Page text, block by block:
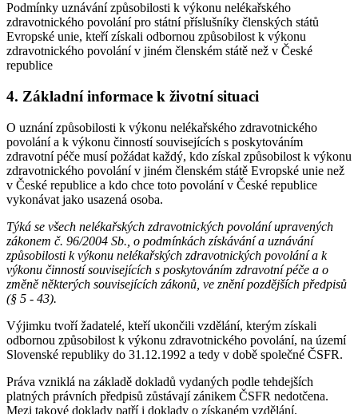
Podmínky uznávání způsobilosti k výkonu nelékařského
zdravotnického povolání pro státní příslušníky členských států
Evropské unie, kteří získali odbornou způsobilost k výkonu
zdravotnického povolání v jiném členském státě než v České
republice
4. Základní informace k životní situaci
O uznání způsobilosti k výkonu nelékařského zdravotnického
povolání a k výkonu činností souvisejících s poskytováním
zdravotní péče musí požádat každý, kdo získal způsobilost k výkonu
zdravotnického povolání v jiném členském státě Evropské unie než
v České republice a kdo chce toto povolání v České republice
vykonávat jako usazená osoba.
Týká se všech nelékařských zdravotnických povolání upravených
zákonem č. 96/2004 Sb., o podmínkách získávání a uznávání
způsobilosti k výkonu nelékařských zdravotnických povolání a k
výkonu činností souvisejících s poskytováním zdravotní péče a o
změně některých souvisejících zákonů, ve znění pozdějších předpisů
(§ 5 - 43).
Výjimku tvoří žadatelé, kteří ukončili vzdělání, kterým získali
odbornou způsobilost k výkonu zdravotnického povolání, na území
Slovenské republiky do 31.12.1992 a tedy v době společné ČSFR.
Práva vzniklá na základě dokladů vydaných podle tehdejších
platných právních předpisů zůstávají zánikem ČSFR nedotčena.
Mezi takové doklady patří i doklady o získaném vzdělání.